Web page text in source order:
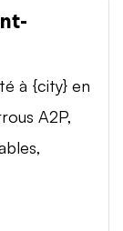
à {city} en
A2P,